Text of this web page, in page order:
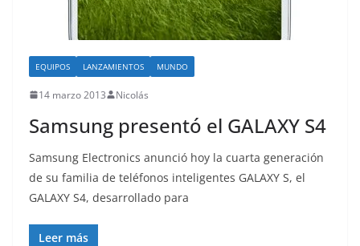
EQUIPOS LANZAMIENTOS MUNDO
14 marzo 2013 Nicolás
Samsung presentó el GALAXY S4
Samsung Electronics anunció hoy la cuarta generación
de su familia de teléfonos inteligentes GALAXY S, el
GALAXY S4, desarrollado para
Leer más